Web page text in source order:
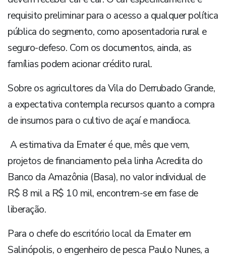
requisito preliminar para o acesso a qualquer política
pública do segmento, como aposentadoria rural e
seguro-defeso. Com os documentos, ainda, as
famílias podem acionar crédito rural.
Sobre os agricultores da Vila do Derrubado Grande,
a expectativa contempla recursos quanto a compra
de insumos para o cultivo de açaí e mandioca.
A estimativa da Emater é que, mês que vem,
projetos de financiamento pela linha Acredita do
Banco da Amazônia (Basa), no valor individual de
R$ 8 mil a R$ 10 mil, encontrem-se em fase de
liberação.
Para o chefe do escritório local da Emater em
Salinópolis, o engenheiro de pesca Paulo Nunes, a